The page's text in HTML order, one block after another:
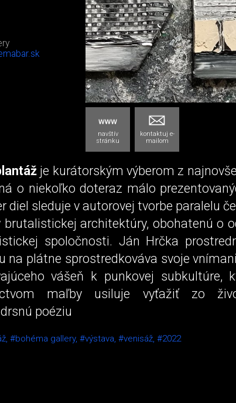
navštív
stránku
kontaktuj e-
mailom
je kurátorským výberom z
o niekoľko doteraz málo
diel sleduje v autorovej tvorbe paralelu
architektúry, obohatenú o
spoločnosti. Ján Hrčka
na plátne sprostredkováva svoje
vášeň k punkovej subkultúre,
maľby usiluje vyťažiť zo
poéziu
#bohéma gallery, #výstava, #venisáž, #2022